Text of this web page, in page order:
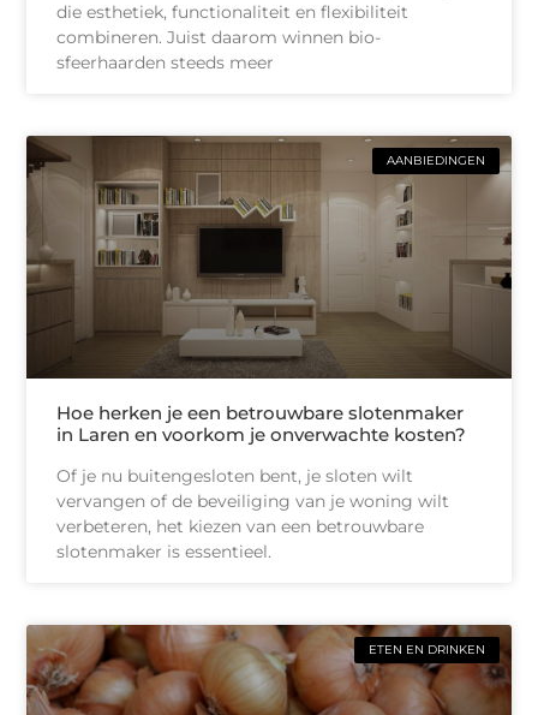
die esthetiek, functionaliteit en flexibiliteit
combineren. Juist daarom winnen bio-
sfeerhaarden steeds meer
AANBIEDINGEN
Hoe herken je een betrouwbare slotenmaker
in Laren en voorkom je onverwachte kosten?
Of je nu buitengesloten bent, je sloten wilt
vervangen of de beveiliging van je woning wilt
verbeteren, het kiezen van een betrouwbare
slotenmaker is essentieel.
ETEN EN DRINKEN